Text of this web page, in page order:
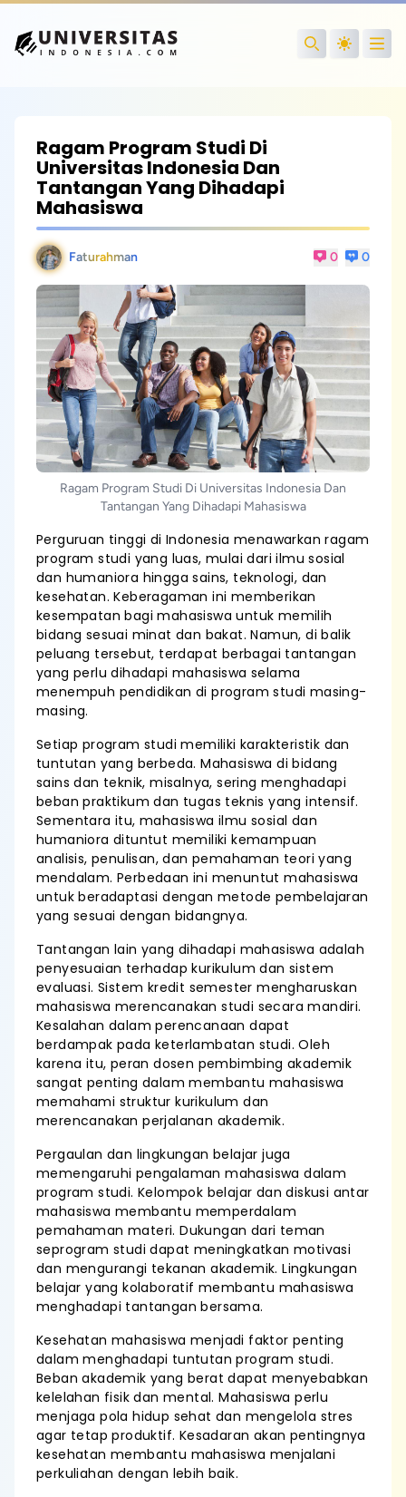
Search
Ragam Program Studi Di
Universitas Indonesia Dan
Tantangan Yang Dihadapi
Mahasiswa
Faturahman 0 0
Ragam Program Studi Di Universitas Indonesia Dan
Tantangan Yang Dihadapi Mahasiswa
Perguruan tinggi di Indonesia menawarkan ragam
program studi yang luas, mulai dari ilmu sosial
dan humaniora hingga sains, teknologi, dan
kesehatan. Keberagaman ini memberikan
kesempatan bagi mahasiswa untuk memilih
bidang sesuai minat dan bakat. Namun, di balik
peluang tersebut, terdapat berbagai tantangan
yang perlu dihadapi mahasiswa selama
menempuh pendidikan di program studi masing-
masing.
Setiap program studi memiliki karakteristik dan
tuntutan yang berbeda. Mahasiswa di bidang
sains dan teknik, misalnya, sering menghadapi
beban praktikum dan tugas teknis yang intensif.
Sementara itu, mahasiswa ilmu sosial dan
humaniora dituntut memiliki kemampuan
analisis, penulisan, dan pemahaman teori yang
mendalam. Perbedaan ini menuntut mahasiswa
untuk beradaptasi dengan metode pembelajaran
yang sesuai dengan bidangnya.
Tantangan lain yang dihadapi mahasiswa adalah
penyesuaian terhadap kurikulum dan sistem
evaluasi. Sistem kredit semester mengharuskan
mahasiswa merencanakan studi secara mandiri.
Kesalahan dalam perencanaan dapat
berdampak pada keterlambatan studi. Oleh
karena itu, peran dosen pembimbing akademik
sangat penting dalam membantu mahasiswa
memahami struktur kurikulum dan
merencanakan perjalanan akademik.
Pergaulan dan lingkungan belajar juga
memengaruhi pengalaman mahasiswa dalam
program studi. Kelompok belajar dan diskusi antar
mahasiswa membantu memperdalam
pemahaman materi. Dukungan dari teman
seprogram studi dapat meningkatkan motivasi
dan mengurangi tekanan akademik. Lingkungan
belajar yang kolaboratif membantu mahasiswa
menghadapi tantangan bersama.
Kesehatan mahasiswa menjadi faktor penting
dalam menghadapi tuntutan program studi.
Beban akademik yang berat dapat menyebabkan
kelelahan fisik dan mental. Mahasiswa perlu
menjaga pola hidup sehat dan mengelola stres
agar tetap produktif. Kesadaran akan pentingnya
kesehatan membantu mahasiswa menjalani
perkuliahan dengan lebih baik.